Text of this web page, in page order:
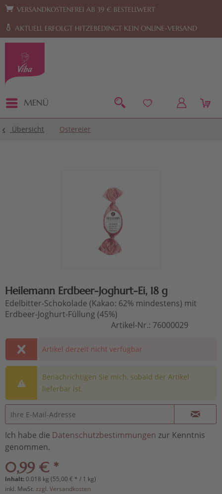
Zur Hauptnavigation springen Zum Footer springen
VERSANDKOSTENFREI AB 39 € BESTELLWERT
AKTUELL ERFOLGT HITZEBEDINGT KEIN ONLINE-VERSAND
MENÜ
Übersicht Ostereier
Heilemann Erdbeer-Joghurt-Ei, 18 g
Edelbitter-Schokolade (Kakao: 62% mindestens) mit
Erdbeer-Joghurt-Füllung (45%)
Artikel-Nr.: 76000029
Artikel derzeit nicht verfügbar
Benachrichtigen Sie mich, sobald der Artikel
lieferbar ist.
Ich habe die Datenschutzbestimmungen zur Kenntnis
genommen.
0,99 € *
Inhalt:0.018 kg (55,00 € * / 1 kg)
inkl. MwSt. zzgl. Versandkosten